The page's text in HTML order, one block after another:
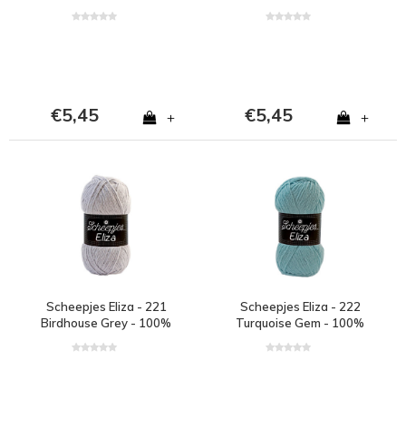
€5,45 + €5,45 +
Scheepjes Eliza - 221
Birdhouse Grey - 100%
Scheepjes Eliza - 222
Turquoise Gem - 100%